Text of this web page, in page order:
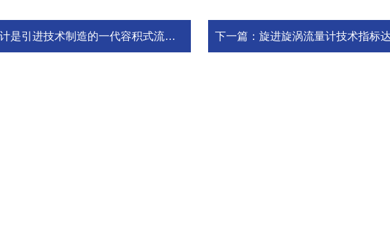
是引进技术制造的一代容积式流量计 下一篇： 旋进旋涡流量计技术指标达